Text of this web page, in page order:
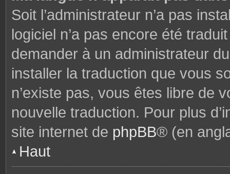
Soit l’administrateur n’a pas
logiciel n’a pas encore été
demander à un administrateur
installer la traduction que vous
n’existe pas, vous êtes libre de
nouvelle traduction. Pour plus
site internet de phpBB® (en
Haut